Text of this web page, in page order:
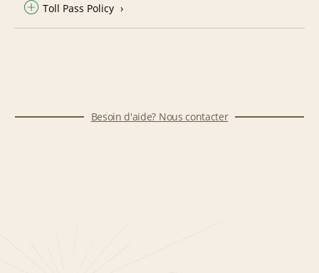
Toll Pass Policy
Besoin d'aide? Nous contacter